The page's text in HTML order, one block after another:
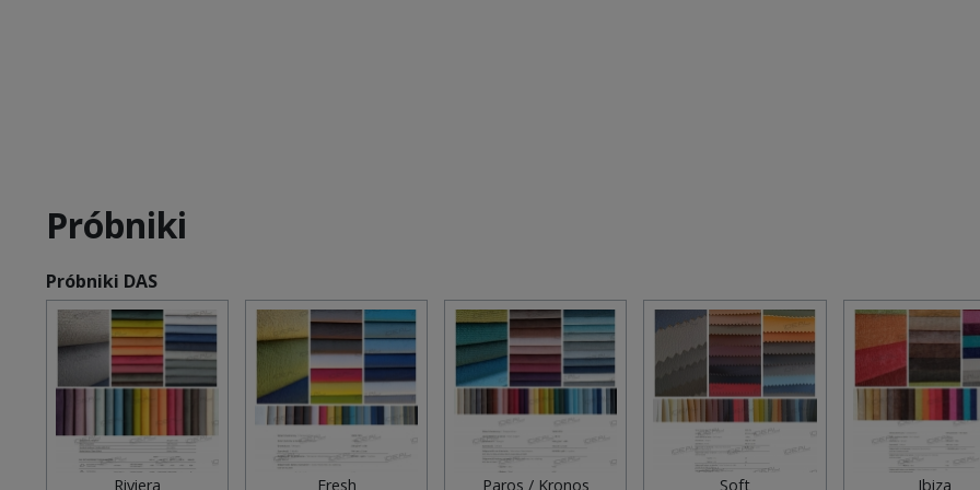
Próbniki
Próbniki DAS
Riviera Fresh Paros / Kronos Soft Ibiza